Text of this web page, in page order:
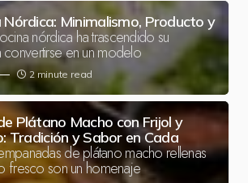
Minimalismo, Producto y
nórdica ha trascendido su
en un modelo
2 minute read
Plátano Macho con Frijol y
Tradición y Sabor en Cada
de plátano macho rellenas
fresco son un homenaje